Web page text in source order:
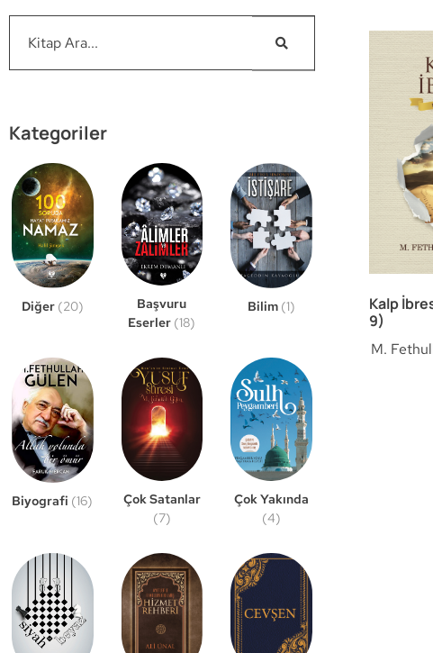
Kategoriler
Diğer (20)
Başvuru
Eserler (18)
Bilim (1)
Biyografi (16)
Çok Satanlar
(7)
Çok Yakında
(4)
Kalp
9)
M.